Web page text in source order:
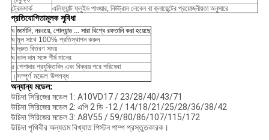
ট্রেডমার্ক
এলিফ্যান্ট ফ্লুইড পাওয়ার, নিউট্রাল লেবেল বা ক্লায়েন্টের প্রয়োজনীয়তা অনুসারে
প্রতিযোগিতামূলক সুবিধা
ঘ জার্মানি, নরওয়ে, পোল্যান্ড ... সারা বিশ্বে রফতানি করা হয়েছে
ঘ মূল সাথে 100% প্রতিস্থাপন করুন
ঘ দ্রুত বিতরণ সময়
ঘ ভাল দাম সঙ্গে শীর্ষ মানের
৫ পেশাদার প্রযুক্তিবিদ এবং বিক্রয় পরে পরিষেবা
। সম্পূর্ণ মডেল উপলব্ধ
অন্যান্য মডেল:
উচিদা সিরিজের মডেল 1: A10VD17 / 23/28/40/43/71
উচিদা সিরিজের মডেল 2: এপি 2 ডি -12 / 14/18/21/25/28/36/38/42
উচিদা সিরিজের মডেল 3: A8V55 / 59/80/86/107/115/172
উচিদা পৃথিবীর অন্যতম বিখ্যাত পিস্টন পাম্প প্রস্তুতকারক।